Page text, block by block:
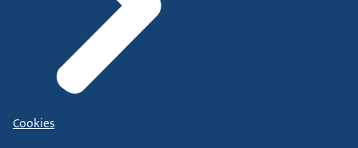
Cookies